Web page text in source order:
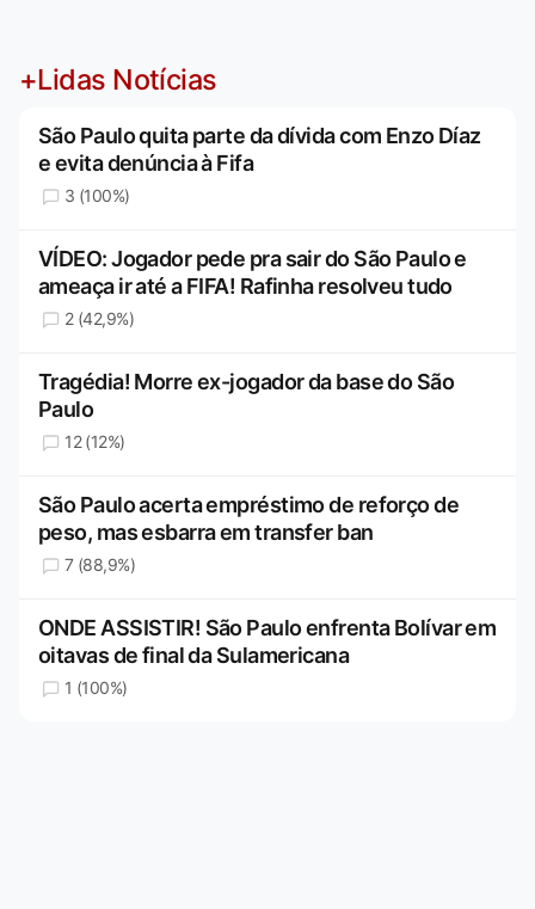
+Lidas Notícias
São Paulo quita parte da dívida com Enzo Díaz
e evita denúncia à Fifa
3 (100%)
VÍDEO: Jogador pede pra sair do São Paulo e
ameaça ir até a FIFA! Rafinha resolveu tudo
2 (42,9%)
Tragédia! Morre ex-jogador da base do São
Paulo
12 (12%)
São Paulo acerta empréstimo de reforço de
peso, mas esbarra em transfer ban
7 (88,9%)
ONDE ASSISTIR! São Paulo enfrenta Bolívar em
oitavas de final da Sulamericana
1 (100%)